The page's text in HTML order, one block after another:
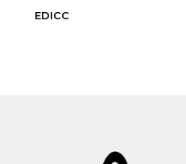
EDICC